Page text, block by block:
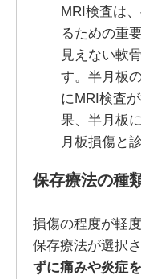
MRI検査は
るための重
見えない軟
す。半月板
にMRI検査
果、半月板
月板損傷と
保存療法の種
損傷の程度が軽
保存療法が選択さ
ずに痛みや炎症